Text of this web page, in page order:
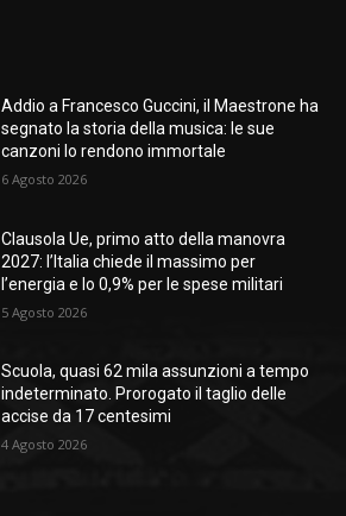
Addio a Francesco Guccini, il Maestrone ha
segnato la storia della musica: le sue
canzoni lo rendono immortale
6 Agosto 2026
Clausola Ue, primo atto della manovra
2027: l’Italia chiede il massimo per
l’energia e lo 0,9% per le spese militari
5 Agosto 2026
Scuola, quasi 62 mila assunzioni a tempo
indeterminato. Prorogato il taglio delle
accise da 17 centesimi
4 Agosto 2026